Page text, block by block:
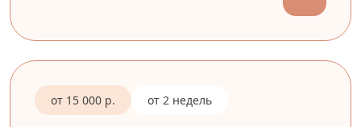
от 15 000 р. от 2 недель